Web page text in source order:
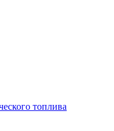
топлива